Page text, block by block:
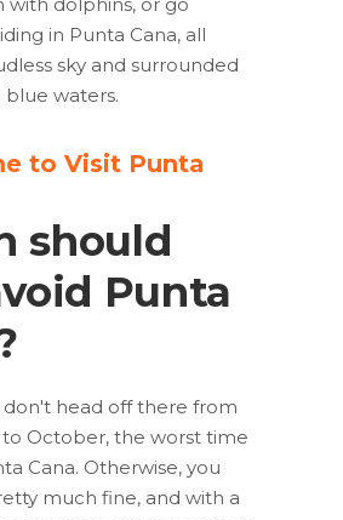
in Punta Cana, all
sky and surrounded
blue waters.
to Visit Punta
should
Punta
don't head off there from
October, the worst time
Cana. Otherwise, you
much fine, and with a